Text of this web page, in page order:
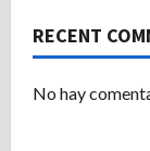
RECENT
No hay